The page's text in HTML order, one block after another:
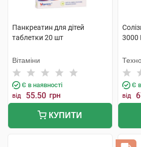
Панкреатин для дітей
таблетки 20 шт
Вітаміни
Є в наявності
від 55.50 грн
КУПИТИ
3000
Є
від